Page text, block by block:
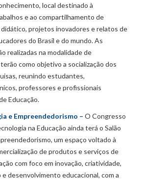
local destinado à
e ao compartilhamento de
projetos inovadores e relatos de
do Brasil e do mundo. As
realizadas na modalidade de
como objetivo a socialização dos
reunindo estudantes,
professores e profissionais
Educação.
e Empreendedorismo –O Congresso
na Educação ainda terá o Salão
um espaço voltado à
de produtos e serviços de
com foco em inovação, criatividade,
desenvolvimento educacional, com a